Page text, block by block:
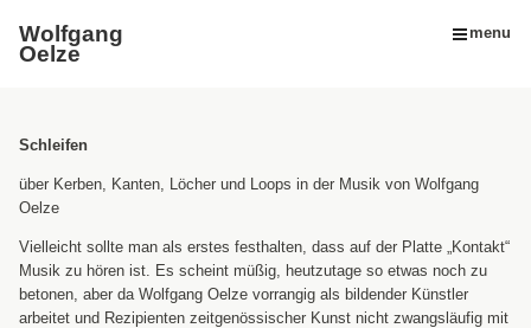
Wolfgang
Oelze
menu
Schleifen
über Kerben, Kanten, Löcher und Loops in der Musik von Wolfgang
Oelze
Vielleicht sollte man als erstes festhalten, dass auf der Platte „Kontakt“
Musik zu hören ist. Es scheint müßig, heutzutage so etwas noch zu
betonen, aber da Wolfgang Oelze vorrangig als bildender Künstler
arbeitet und Rezipienten zeitgenössischer Kunst nicht zwangsläufig mit